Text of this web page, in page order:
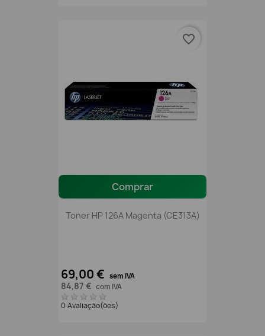
Comprar
Toner HP 126A Magenta (CE313A)
69,00 € sem IVA
84,87 € com IVA
0 Avaliação(ões)
favorite_border